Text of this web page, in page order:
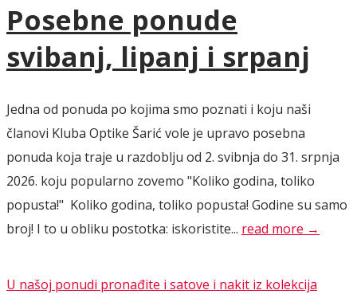
Posebne ponude
svibanj, lipanj i srpanj
Jedna od ponuda po kojima smo poznati i koju naši
članovi Kluba Optike Šarić vole je upravo posebna
ponuda koja traje u razdoblju od 2. svibnja do 31. srpnja
2026. koju popularno zovemo "Koliko godina, toliko
popusta!" Koliko godina, toliko popusta! Godine su samo
broj! I to u obliku postotka: iskoristite... read more →
U našoj ponudi pronađite i satove i nakit iz kolekcija